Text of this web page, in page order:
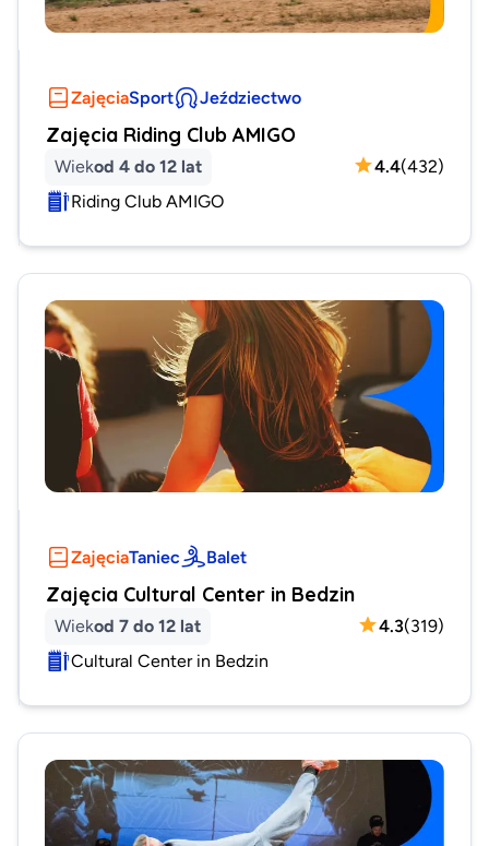
ZajęciaSport Jeździectwo
Zajęcia Riding Club AMIGO
Wiekod 4 do 12 lat 4.4(432)
Riding Club AMIGO
ZajęciaTaniec Balet
Zajęcia Cultural Center in Bedzin
Wiekod 7 do 12 lat 4.3(319)
Cultural Center in Bedzin